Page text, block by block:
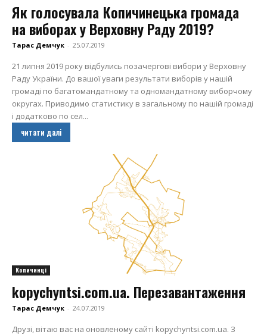
Як голосувала Копичинецька громада
на виборах у Верховну Раду 2019?
Тарас Демчук - 25.07.2019
21 липня 2019 року відбулись позачергові вибори у Верховну
Раду України. До вашої уваги результати виборів у нашій
громаді по багатомандатному та одномандатному виборчому
округах. Приводимо статистику в загальному по нашій громаді
і додатково по сел...
читати далі
Копичинці
kopychyntsi.com.ua. Перезавантаження
Тарас Демчук - 24.07.2019
Друзі, вітаю вас на оновленому сайті kopychyntsi.com.ua. З